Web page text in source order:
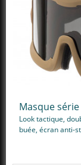
Masque
Look tactique,
buée, écran anti-